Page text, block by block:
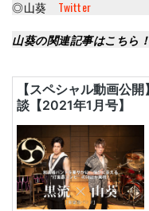
◎山葵 Twitter
山葵の関連記事はこちら！